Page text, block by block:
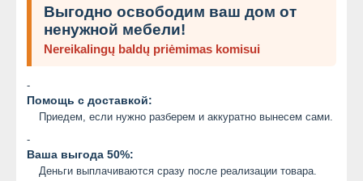
Выгодно освободим ваш дом от
ненужной мебели!
Nereikalingų baldų priėmimas komisui
-
Помощь с доставкой:
Приедем, если нужно разберем и аккуратно вынесем сами.
-
Ваша выгода 50%:
Деньги выплачиваются сразу после реализации товара.